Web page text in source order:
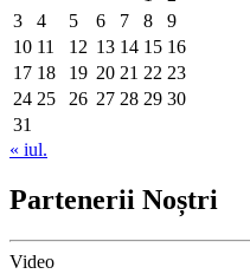
3
4 5 6 7 8
9
10 11 12 13 14 15 16
17 18 19 20 21 22 23
24 25 26 27 28 29 30
31
« iul.
Partenerii Noștri
Video